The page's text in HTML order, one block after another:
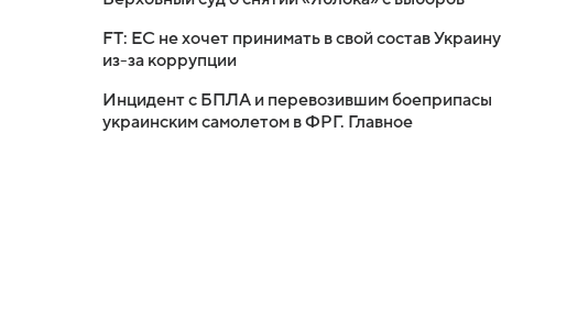
FT: ЕС не хочет принимать в свой состав Украину
из-за коррупции
Инцидент с БПЛА и перевозившим боеприпасы
украинским самолетом в ФРГ. Главное